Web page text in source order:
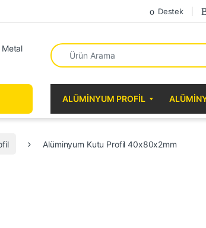
Destek
Search for:
ALÜMINYUM PROFIL
Alüminyum Kutu Profil 40x80x2mm